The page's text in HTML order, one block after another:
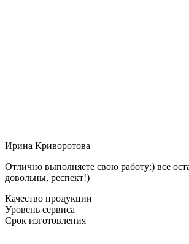
Ирина Криворотова
Отлично выполняете свою работу:) все
довольны, респект!)
Качество продукции
Уровень сервиса
Срок изготовления